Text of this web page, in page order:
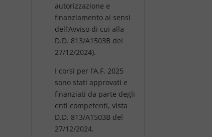
autorizzazione e
finanziamento ai sensi
dell’Avviso di cui alla
D.D. 813/A1503B del
27/12/2024).
I corsi per l’A.F. 2025
sono stati approvati e
finanziati da parte degli
enti competenti, vista
D.D. 813/A1503B del
27/12/2024.